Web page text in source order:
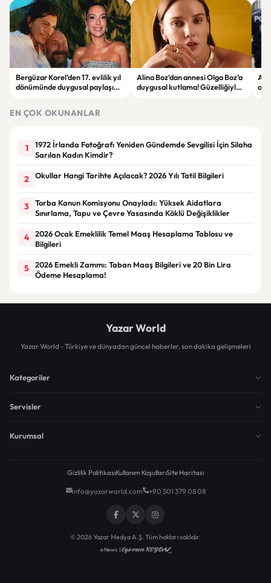
Bergüzar Korel’den 17. evlilik yıl
dönümünde duygusal paylaşım!
Alina Boz’dan annesi Olga Boz’a
duygusal kutlama! Güzelliğiyle
EN ÇOK OKUNANLAR
1
1972 İrlanda Fotoğrafı Yeniden Gündemde Sevgilisi İçin Silaha
Sarılan Kadın Kimdir?
2 Okullar Hangi Tarihte Açılacak? 2026 Yılı Tatil Bilgileri
3
Torba Kanun Komisyonu Onayladı: Yüksek Aidatlara
Sınırlama, Tapu ve Çevre Yasasında Köklü Değişiklikler
4
2026 Ocak Emeklilik Temel Maaş Hesaplama Tablosu ve
Bilgileri
5
2026 Emekli Zammı: Taban Maaş Bilgileri ve 20 Bin Lira
Ödeme Hesaplama!
Yazar World
Yazar World - Türkiye ve dünyadan güncel haberler, son dakika gelişmeleri
Kategoriler
Servisler
Kurumsal
Gizlilik PolitikasıKullanım KoşullarıSite Haritası
info@yazarworld.com +90 501 379 08 08
© 2026 Yazar Medya A.Ş. Tüm hakları saklıdır.
eNews |Egemen KEYDAL